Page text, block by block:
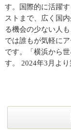
す。国際的に活躍
ストまで、広く国
る機会の少ない人
では誰もが気軽に
です。「横浜から
す。 2024年3月より